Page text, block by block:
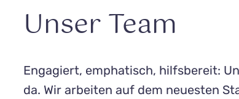
Unser Team
Engagiert, emphatisch, hilfsbereit:
da. Wir arbeiten auf dem neuesten